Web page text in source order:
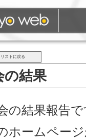
リストに戻る
の結果
の結果報告で
ホームペー